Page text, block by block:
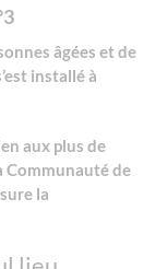
âgées et de
installé à
aux plus de
Communauté de
la